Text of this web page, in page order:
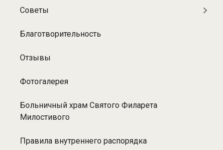
Советы
Благотворительность
Отзывы
Фотогалерея
Больничный храм Святого Филарета
Милостивого
Правила внутреннего распорядка